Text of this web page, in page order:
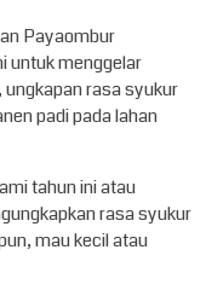
Payaombur
untuk menggelar
rasa syukur
padi pada lahan
tahun ini atau
rasa syukur
mau kecil atau